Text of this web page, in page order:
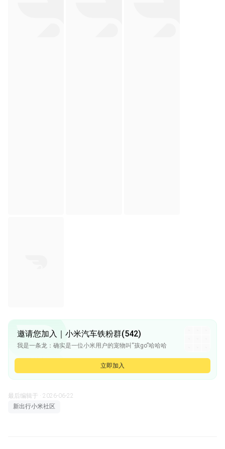
邀请您加入｜小米汽车铁粉群(542)
我是一条龙：确实是一位小米用户的宠物叫“孩go”哈哈哈
我是一条龙：看看后面还有没有其他活
立即加入
最后编辑于 · 2026-06-22
新出行小米社区